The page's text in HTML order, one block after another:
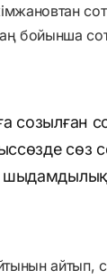
бойынша
созылған
сөз
айтып,